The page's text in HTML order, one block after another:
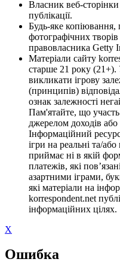
Власник веб-
публікації.
Будь-яке копіювання,
фотографічних творів
правовласника Getty
Матеріали сайту
старше 21 року (21+).
викликати ігрову
(принципів)
ознак залежності
Пам'ятайте, що
джерелом доходів
Інформаційний
ігри на реальні та/
приймає ні в якій
платежів, які
азартними іграми,
які матеріали на
korrespondent.net
інформаційних цілях.
X
Ошибка